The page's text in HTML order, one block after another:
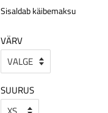
Sisaldab käibemaksu
VÄRV
SUURUS